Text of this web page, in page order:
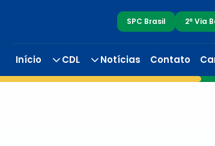
SPC Brasil 2ª Via
Início CDL Notícias Contato